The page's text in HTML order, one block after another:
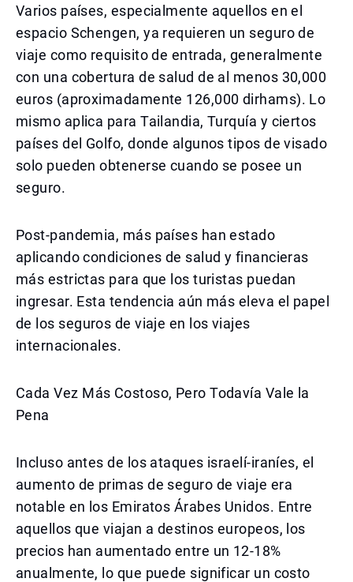
Varios países, especialmente aquellos en el
espacio Schengen, ya requieren un seguro de
viaje como requisito de entrada, generalmente
con una cobertura de salud de al menos 30,000
euros (aproximadamente 126,000 dirhams). Lo
mismo aplica para Tailandia, Turquía y ciertos
países del Golfo, donde algunos tipos de visado
solo pueden obtenerse cuando se posee un
seguro.
Post-pandemia, más países han estado
aplicando condiciones de salud y financieras
más estrictas para que los turistas puedan
ingresar. Esta tendencia aún más eleva el papel
de los seguros de viaje en los viajes
internacionales.
Cada Vez Más Costoso, Pero Todavía Vale la
Pena
Incluso antes de los ataques israelí-iraníes, el
aumento de primas de seguro de viaje era
notable en los Emiratos Árabes Unidos. Entre
aquellos que viajan a destinos europeos, los
precios han aumentado entre un 12-18%
anualmente, lo que puede significar un costo